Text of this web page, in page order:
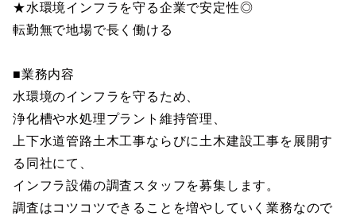
★水環境インフラを守る企業で安定性◎
転勤無で地場で長く働ける
■業務内容
水環境のインフラを守るため、
浄化槽や水処理プラント維持管理、
上下水道管路土木工事ならびに土木建設工事を展開す
る同社にて、
インフラ設備の調査スタッフを募集します。
調査はコツコツできることを増やしていく業務なので